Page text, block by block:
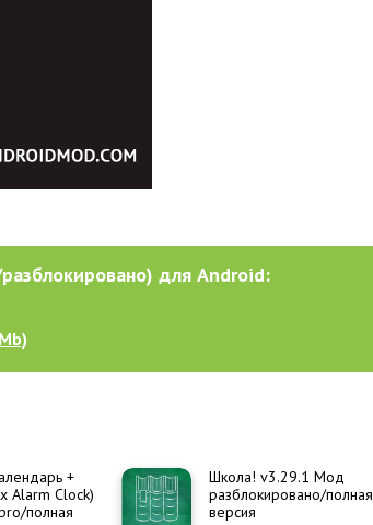
для Android:
+
Alarm Clock)
полная
Школа! v3.29.1 Мод
разблокировано/полная
версия